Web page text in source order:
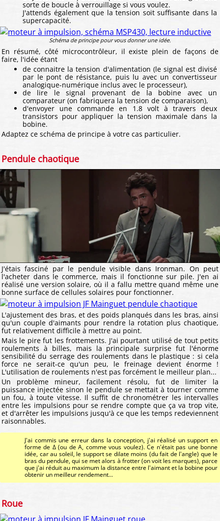
sorte de boucle à verrouillage si vous voulez.
J'attends également que la tension soit suffisante dans la
supercapacité.
Schéma de principe pour vous donner une idée.
En résumé, côté microcontrôleur, il existe plein de façons de
faire, l'idée étant
de connaitre la tension d'alimentation (le signal est divisé
par le pont de résistance, puis lu avec un convertisseur
analogique-numérique inclus avec le processeur),
de lire le signal provenant de la bobine avec un
comparateur (on fabriquera la tension de comparaison),
d'envoyer une commande en 1.8 volt à travers deux
transistors pour appliquer la tension maximale dans la
bobine.
Adaptez ce schéma de principe à votre cas particulier.
Pendule chaotique
J'étais fasciné par le pendule visible dans Ironman. On peut
l'acheter dans le commerce, mais il fonctionne sur pile. J'en ai
réalisé une version solaire, où il a fallu mettre quand même une
bonne surface de cellules solaires pour fonctionner.
L'ajustement des bras, et des poids planqués dans les bras, ainsi
qu'un couple d'aimants pour rendre la rotation plus chaotique,
fut relativement difficile à mettre au point.
Mais le pire fut les frottements. J'ai pourtant utilisé de tout petits
roulements à billes, mais la principale surprise fut l'énorme
sensibilité du serrage des roulements dans le plastique : si cela
force ne serait-ce qu'un peu, le freinage devient énorme !
L'utilisation de roulements n'est pas forcément le meilleur plan...
Un problème mineur, facilement résolu, fut de limiter la
puissance injectée sinon le pendule se mettait à tourner comme
un fou, à toute vitesse. Il suffit de chronométrer les intervalles
entre les impulsions pour se rendre compte que ça va trop vite,
et d'arrêter les impulsions jusqu'à ce que les temps redeviennent
raisonnables.
J'ai commis une erreur dans la conception, j'ai réalisé un support en
forme de Δ (ou de A, comme vous voulez). Ce n'était pas une bonne
idée, car au soleil, le support se dilate moins (du fait de l'angle) que le
bras du pendule, qui se met alors à frotter (on voit les marques), parce
que j'ai réduit au maximum la distance entre l'aimant et la bobine pour
obtenir un meilleur rendement...
Roue